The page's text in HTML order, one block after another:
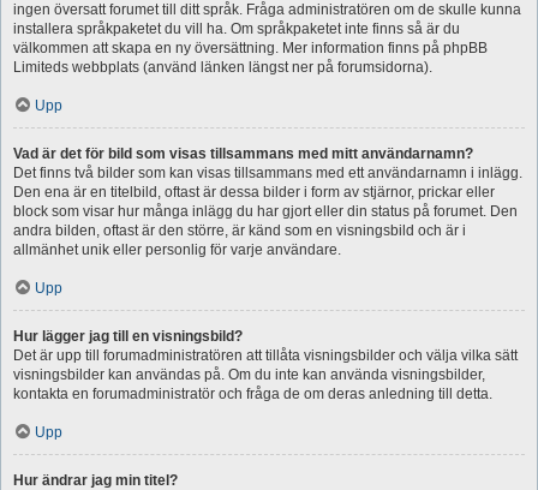
ingen översatt forumet till ditt språk. Fråga administratören om de skulle kunna
installera språkpaketet du vill ha. Om språkpaketet inte finns så är du
välkommen att skapa en ny översättning. Mer information finns på phpBB
Limiteds webbplats (använd länken längst ner på forumsidorna).
Upp
Vad är det för bild som visas tillsammans med mitt användarnamn?
Det finns två bilder som kan visas tillsammans med ett användarnamn i inlägg.
Den ena är en titelbild, oftast är dessa bilder i form av stjärnor, prickar eller
block som visar hur många inlägg du har gjort eller din status på forumet. Den
andra bilden, oftast är den större, är känd som en visningsbild och är i
allmänhet unik eller personlig för varje användare.
Upp
Hur lägger jag till en visningsbild?
Det är upp till forumadministratören att tillåta visningsbilder och välja vilka sätt
visningsbilder kan användas på. Om du inte kan använda visningsbilder,
kontakta en forumadministratör och fråga de om deras anledning till detta.
Upp
Hur ändrar jag min titel?